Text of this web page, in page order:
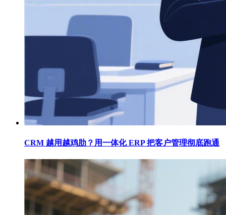
CRM 越用越鸡肋？用一体化 ERP 把客户管理彻底跑通